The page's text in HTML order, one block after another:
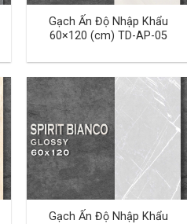
Gạch Ấn Độ Nhập Khẩu
60×120 (cm) TD-AP-05
Gạch Ấn Độ Nhập Khẩu